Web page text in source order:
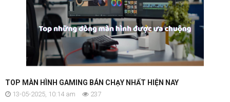
TOP MÀN HÌNH GAMING BÁN CHẠY NHẤT HIỆN NAY
13-05-2025, 10:14 am 237